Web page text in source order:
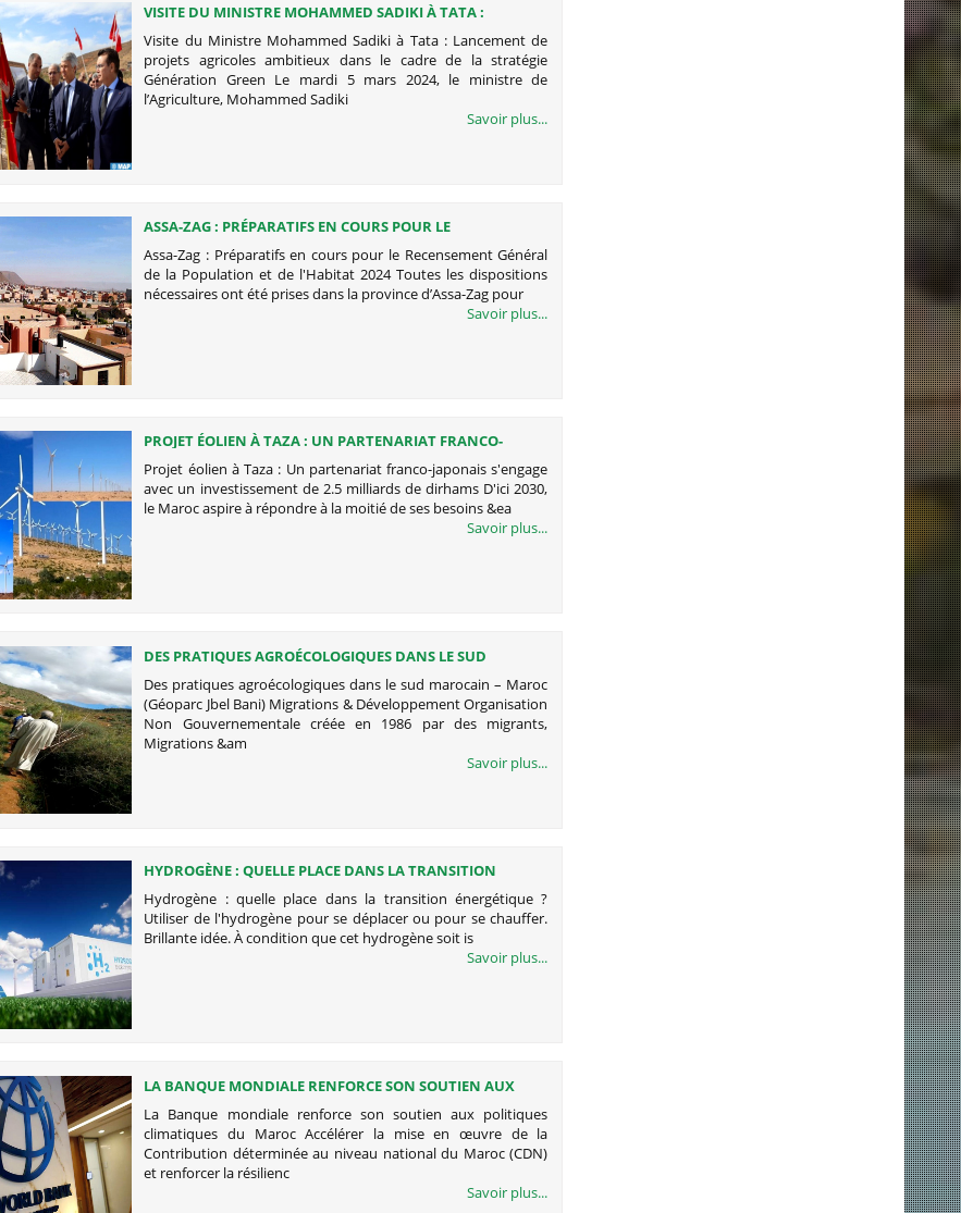
VISITE DU MINISTRE MOHAMMED SADIKI À TATA :
LANCEMENT DE PROJETS AGRICOLES AMBITIEUX DANS LE
CADRE DE LA STRATÉGIE GÉNÉRATION GREEN
Visite du Ministre Mohammed Sadiki à Tata : Lancement de
projets agricoles ambitieux dans le cadre de la stratégie
Génération Green Le mardi 5 mars 2024, le ministre de
l’Agriculture, Mohammed Sadiki
Savoir plus...
ASSA-ZAG : PRÉPARATIFS EN COURS POUR LE
RECENSEMENT GÉNÉRAL DE LA POPULATION ET DE
L'HABITAT 2024
Assa-Zag : Préparatifs en cours pour le Recensement Général
de la Population et de l'Habitat 2024 Toutes les dispositions
nécessaires ont été prises dans la province d’Assa-Zag pour
Savoir plus...
PROJET ÉOLIEN À TAZA : UN PARTENARIAT FRANCO-
JAPONAIS S'ENGAGE AVEC UN INVESTISSEMENT DE 2.5
MILLIARDS DE DIRHAMS
Projet éolien à Taza : Un partenariat franco-japonais s'engage
avec un investissement de 2.5 milliards de dirhams D'ici 2030,
le Maroc aspire à répondre à la moitié de ses besoins &ea
Savoir plus...
DES PRATIQUES AGROÉCOLOGIQUES DANS LE SUD
MAROCAIN – MAROC (GÉOPARC JBEL BANI)
Des pratiques agroécologiques dans le sud marocain – Maroc
(Géoparc Jbel Bani) Migrations & Développement Organisation
Non Gouvernementale créée en 1986 par des migrants,
Migrations &am
Savoir plus...
HYDROGÈNE : QUELLE PLACE DANS LA TRANSITION
ÉNERGÉTIQUE ?
Hydrogène : quelle place dans la transition énergétique ?
Utiliser de l'hydrogène pour se déplacer ou pour se chauffer.
Brillante idée. À condition que cet hydrogène soit is
Savoir plus...
LA BANQUE MONDIALE RENFORCE SON SOUTIEN AUX
POLITIQUES CLIMATIQUES DU MAROC
La Banque mondiale renforce son soutien aux politiques
climatiques du Maroc Accélérer la mise en œuvre de la
Contribution déterminée au niveau national du Maroc (CDN)
et renforcer la résilienc
Savoir plus...